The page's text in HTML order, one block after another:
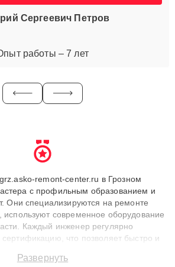
Сергеевич Петров
работы – 7 лет
remont-center.ru в Грозном
с профильным образованием и
Они специализируются на ремонте
используют современное оборудование
Каждый инженер регулярно
что позволяет быстро и
до 3 лет. Наши мастера решают
Развернуть